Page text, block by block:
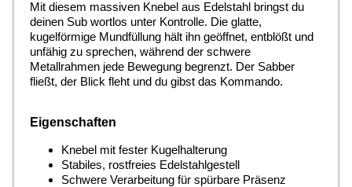
Mit diesem massiven Knebel aus Edelstahl bringst du
deinen Sub wortlos unter Kontrolle. Die glatte,
kugelförmige Mundfüllung hält ihn geöffnet, entblößt und
unfähig zu sprechen, während der schwere
Metallrahmen jede Bewegung begrenzt. Der Sabber
fließt, der Blick fleht und du gibst das Kommando.
Eigenschaften
Knebel mit fester Kugelhalterung
Stabiles, rostfreies Edelstahlgestell
Schwere Verarbeitung für spürbare Präsenz